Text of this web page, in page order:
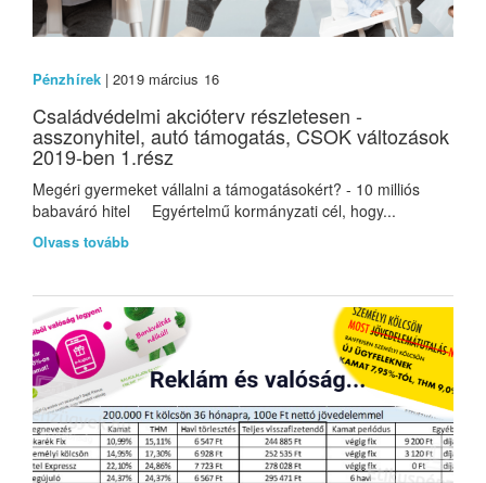
Pénzhírek| 2019 március 16
Családvédelmi akcióterv részletesen -
asszonyhitel, autó támogatás, CSOK változások
2019-ben 1.rész
Megéri gyermeket vállalni a támogatásokért? - 10 milliós
babaváró hitel Egyértelmű kormányzati cél, hogy...
Olvass tovább